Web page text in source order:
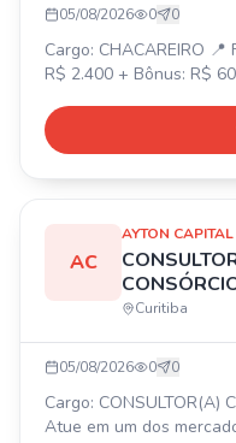
05/08/2026 0 0
Cargo: CHACAREIRO 📍 Fazenda Rio Grande/PR 💰 Salário:
R$ 2.400 + Bônus: R$
de grama, jardim, horta,
reparos. Requisitos: Experiência como chacareiro/caseiro,
AC
AYTON CAPITAL
Curitiba
05/08/2026 0 0
Cargo: CONSULTOR(A)
Atue em um dos